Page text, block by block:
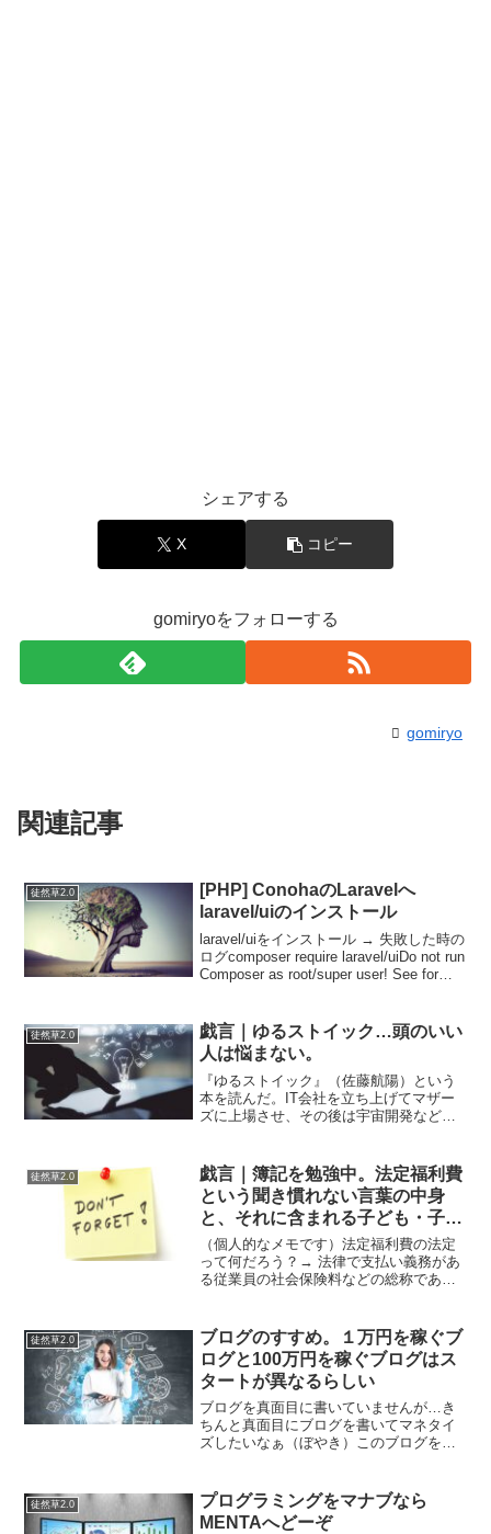
シェアする
X コピー
gomiryoをフォローする
gomiryo
関連記事
徒然草2.0
[PHP] ConohaのLaravelへ
laravel/uiのインストール
laravel/uiをインストール → 失敗した時の
ログcomposer require laravel/uiDo not run
Composer as root/super user! See for
徒然草2.0
戯言｜ゆるストイック…頭のいい
人は悩まない。
『ゆるストイック』（佐藤航陽）という
本を読んだ。IT会社を立ち上げてマザー
ズに上場させ、その後は宇宙開発などを
自分が何か役に立つことを得られる本な
のだろうか、と半信半疑...
徒然草2.0
戯言｜簿記を勉強中。法定福利費
という聞き慣れない言葉の中身
と、それに含まれる子ども・子育
て支援金について
（個人的なメモです）法定福利費の法定
って何だろう？→ 法律で支払い義務があ
る従業員の社会保険料などの総称であ
である。社会保険料は、健康保険の他
に、介護保険、厚生年金、...
徒然草2.0
ブログのすすめ。１万円を稼ぐブ
ログと100万円を稼ぐブログはス
タートが異なるらしい
ブログを真面目に書いていませんが…き
ちんと真面目にブログを書いてマネタイ
ズしたいなぁ（ぼやき）このブログを見
ということが分かった逆に1,2万円ぐらい
であれば誰でも十...
徒然草2.0
プログラミングをマナブなら
MENTAへどーぞ